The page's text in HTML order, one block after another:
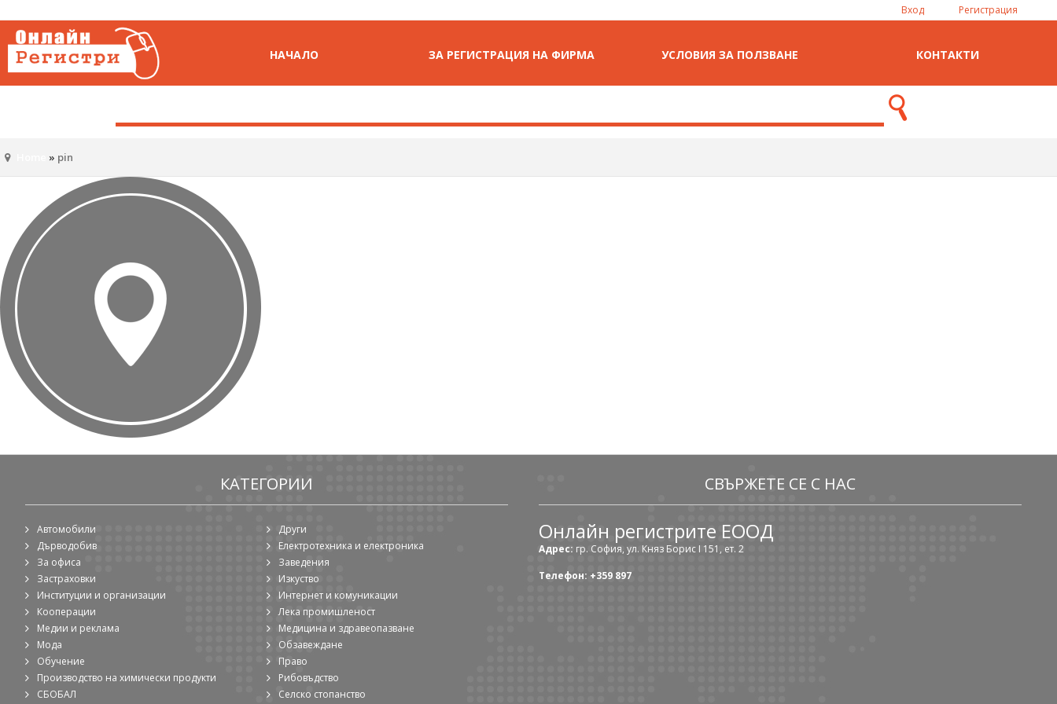
Вход Регистрация
НАЧАЛО ЗА РЕГИСТРАЦИЯ НА ФИРМА УСЛОВИЯ ЗА ПОЛЗВАНЕ КОНТАКТИ
» pin
КАТЕГОРИИ
Автомобили
Други
Дърводобив
Електротехника и електроника
За офиса
Заведения
Застраховки
Изкуство
Институции и организации
Интернет и комуникации
Кооперации
Лека промишленост
Медии и реклама
Медицина и здравеопазване
Мода
Обзавеждане
Обучение
Право
Производство на химически продукти
Рибовъдство
СБОБАЛ
Селско стопанство
СВЪРЖЕТЕ СЕ С НАС
Онлайн регистрите ЕООД
Адрес: гр. София, ул. Княз Борис I 151, ет. 2
Телефон: +359 897